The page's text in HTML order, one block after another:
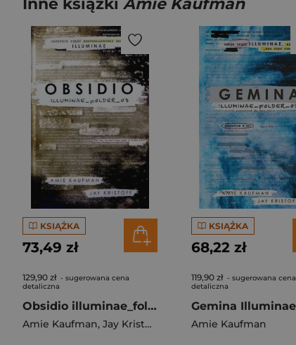
Inne książki Amie Kaufman
KSIĄŻKA
73,49 zł
129,90 zł - sugerowana cena
detaliczna
Obsidio illuminae_folder_03
Amie Kaufman, Jay Kristoff
KSIĄŻKA
68,22 zł
119,90 zł - sugerowana cena
detaliczna
Amie Kaufman